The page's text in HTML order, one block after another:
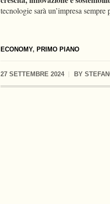
ECONOMY, PRIMO PIANO
27 SETTEMBRE 2024 BY
tecnologie sarà un’impresa sempre